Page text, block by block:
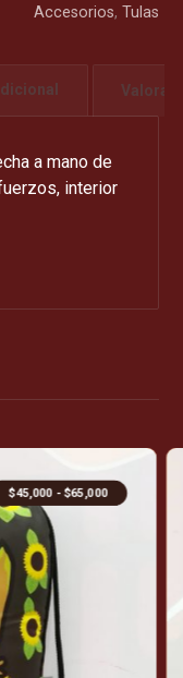
Accesorios, Tulas
a mano de
interior
$45,000 - $65,000